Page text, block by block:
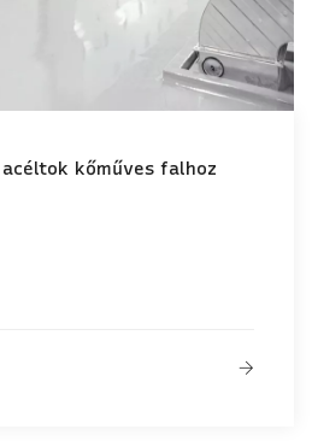
acéltok kőműves falhoz